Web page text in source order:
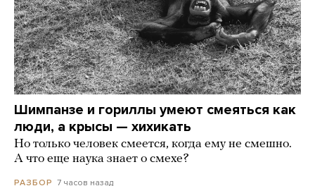
Шимпанзе и гориллы умеют смеяться как
люди, а крысы — хихикать
Но только человек смеется, когда ему не смешно.
А что еще наука знает о смехе?
РАЗБОР 7 часов назад